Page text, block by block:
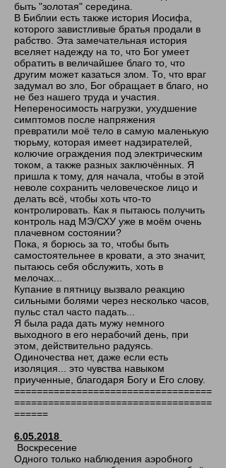
быть "золотая" середина.
В Библии есть также история Иосифа,
которого завистливые братья продали в
рабство. Эта замечательная история
вселяет надежду на то, что Бог умеет
обратить в величайшее благо то, что
другим может казаться злом. То, что враг
задумал во зло, Бог обращает в благо, но
не без нашего труда и участия.
Непереносимость нагрузки, ухудшение
симптомов после напряжения
превратили моё тело в самую маленькую
тюрьму, которая имеет надзирателей,
колючие ограждения под электрическим
током, а также разных заключённых. Я
пришла к тому, для начала, чтобы в этой
неволе сохранить человеческое лицо и
делать всё, чтобы хоть что-то
контролировать. Как я пытаюсь получить
контроль над МЭ/СХУ уже в моём очень
плачевном состоянии?
Пока, я борюсь за то, чтобы быть
самостоятельнее в кровати, а это значит,
пытаюсь себя обслужить, хоть в
мелочах...
Купание в пятницу вызвало реакцию
сильными болями через несколько часов,
пульс стал часто падать...
Я была рада дать мужу немного
выходного в его нерабочий день, при
этом, действительно радуясь.
Одиночества нет, даже если есть
изоляция... это чувства навыком
приученные, благодаря Богу и Его слову.
===================================
===================================
======
6.05.2018
Воскресение
Одного только наблюдения аэробного